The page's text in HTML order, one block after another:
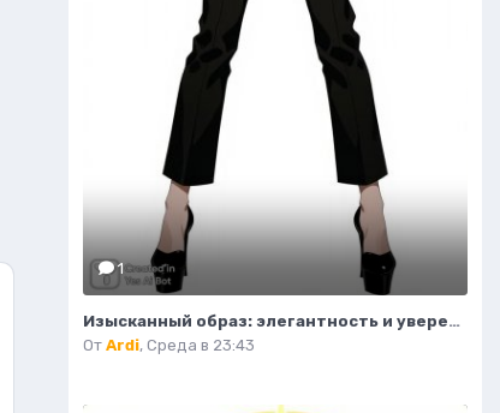
1
Изысканный образ: элегантность и уверенность в деталях. Нейросеть Flux.1
От Ardi, Среда в 23:43